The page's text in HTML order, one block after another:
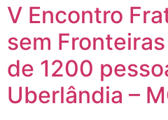
V Encontro
sem
de 1200
Uberlândia –